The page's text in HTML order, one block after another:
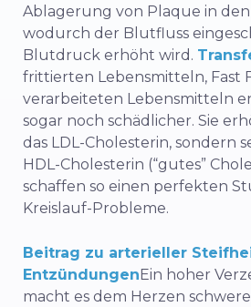
Ablagerung von Plaque in
wodurch der Blutfluss
Blutdruck erhöht wird.
frittierten Lebensmitteln, Fast
verarbeiteten Lebensmitteln
sogar noch schädlicher. Sie
das LDL-Cholesterin, sondern
HDL-Cholesterin (“gutes”
schaffen so einen perfekten
Kreislauf-Probleme.
Beitrag zu arterieller
EntzündungenEin hoher
macht es dem Herzen